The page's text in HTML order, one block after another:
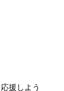
援しよう